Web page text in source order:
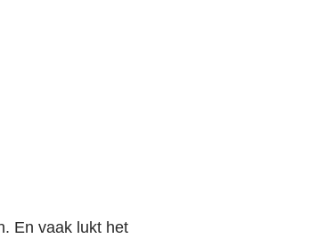
En vaak lukt het